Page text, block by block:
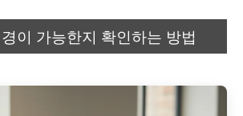
이 가능한지 확인하는 방법